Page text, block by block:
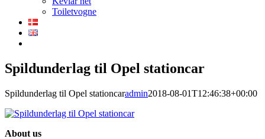
Toiletvogne
Spildunderlag til Opel stationcar
Spildunderlag til Opel stationcaradmin2018-08-01T12:46:38+00:00
About us